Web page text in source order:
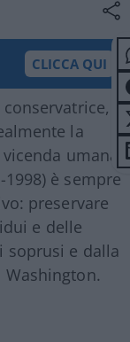
CLICCA QUI
la
umana
è sempre
preservare
e delle
soprusi e dalla